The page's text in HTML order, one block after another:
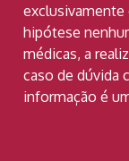
exclusivamente
hipótese
médicas, a
caso de dúvida
informação é